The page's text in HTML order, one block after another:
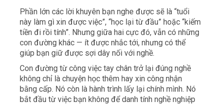
Phần lớn các lời khuyên bạn nghe được sẽ là “tuổi
này làm gì xin được việc”, “học lại từ đầu” hoặc “kiếm
tiền đi rồi tính”. Nhưng giữa hai cực đó, vẫn có những
con đường khác — ít được nhắc tới, nhưng có thể
giúp bạn giữ được sợi dây nối với nghề.
Con đường từ công việc tay chân trở lại đúng nghề
không chỉ là chuyện học thêm hay xin công nhận
bằng cấp. Nó còn là hành trình lấy lại chính mình. Nó
bắt đầu từ việc bạn không để danh tính nghề nghiệp